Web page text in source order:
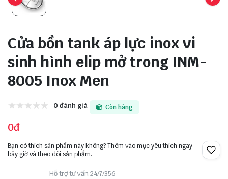
Cửa bồn tank áp lực inox vi
sinh hình elip mở trong INM-
8005 Inox Men
0 đánh giá Còn hàng
0đ
Bạn có thích sản phẩm này không? Thêm vào mục yêu thích ngay
bây giờ và theo dõi sản phẩm.
Hỗ trợ tư vấn 24/7/356